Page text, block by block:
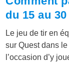
du 15 au
Le jeu de tir en
sur Quest dans
l’occasion d’y